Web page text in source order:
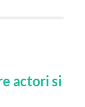
actori si